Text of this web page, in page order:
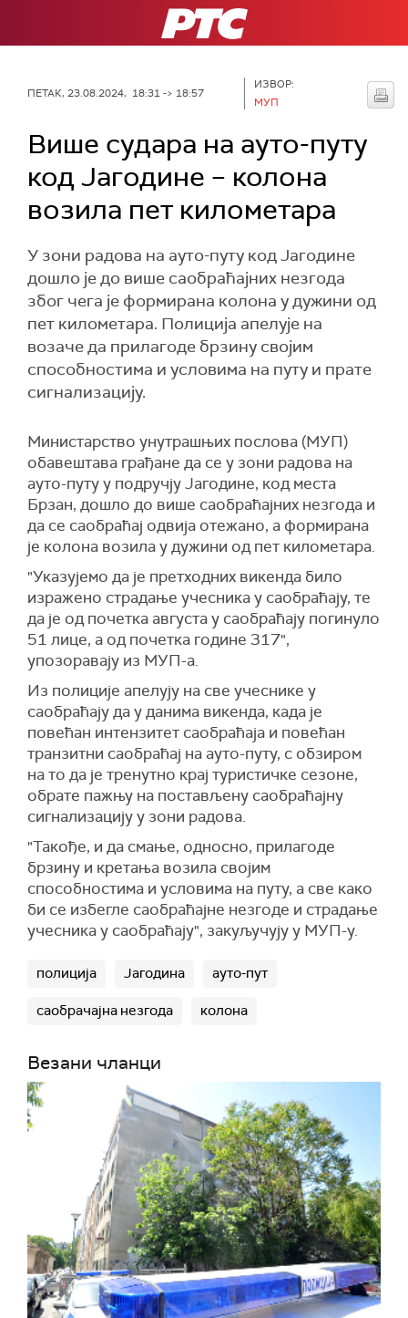
РТС
ПЕТАК, 23.08.2024, 18:31 -> 18:57
ИЗВОР:
МУП
Више судара на ауто-путу
код Јагодине – колона
возила пет километара
У зони радова на ауто-путу код Јагодине
дошло је до више саобраћајних незгода
због чега је формирана колона у дужини од
пет километара. Полиција апелује на
возаче да прилагоде брзину својим
способностима и условима на путу и прате
сигнализацију.
Министарство унутрашњих послова (МУП)
обавештава грађане да се у зони радова на
ауто-путу у подручју Јагодине, код места
Брзан, дошло до више саобраћајних незгода и
да се саобраћај одвија отежано, а формирана
је колона возила у дужини од пет километара.
"Указујемо да је претходних викенда било
изражено страдање учесника у саобраћају, те
да је од почетка августа у саобраћају погинуло
51 лице, а од почетка године 317",
упозоравају из МУП-а.
Из полиције апелују на све учеснике у
саобраћају да у данима викенда, када је
повећан интензитет саобраћаја и повећан
транзитни саобраћај на ауто-путу, с обзиром
на то да је тренутно крај туристичке сезоне,
обрате пажњу на постављену саобраћајну
сигнализацију у зони радова.
"Такође, и да смање, односно, прилагоде
брзину и кретања возила својим
способностима и условима на путу, а све како
би се избегле саобраћајне незгоде и страдање
учесника у саобраћају", закуључују у МУП-у.
полиција Јагодина ауто-пут
саобрачајна незгода колона
Везани чланци